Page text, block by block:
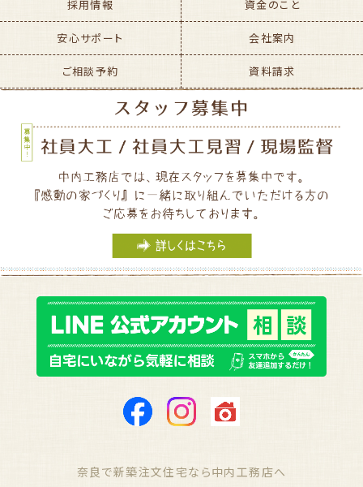
採用情報 資金のこと
安心サポート 会社案内
ご相談予約 資料請求
奈良で新築注文住宅なら中内工務店へ